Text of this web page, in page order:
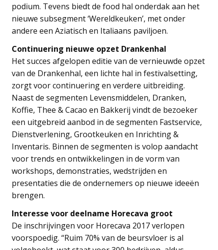
podium. Tevens biedt de food hal onderdak aan het
nieuwe subsegment ‘Wereldkeuken’, met onder
andere een Aziatisch en Italiaans paviljoen.
Continuering nieuwe opzet Drankenhal
Het succes afgelopen editie van de vernieuwde opzet
van de Drankenhal, een lichte hal in festivalsetting,
zorgt voor continuering en verdere uitbreiding.
Naast de segmenten Levensmiddelen, Dranken,
Koffie, Thee & Cacao en Bakkerij vindt de bezoeker
een uitgebreid aanbod in de segmenten Fastservice,
Dienstverlening, Grootkeuken en Inrichting &
Inventaris. Binnen de segmenten is volop aandacht
voor trends en ontwikkelingen in de vorm van
workshops, demonstraties, wedstrijden en
presentaties die de ondernemers op nieuwe ideeën
brengen.
Interesse voor deelname Horecava groot
De inschrijvingen voor Horecava 2017 verlopen
voorspoedig. “Ruim 70% van de beursvloer is al